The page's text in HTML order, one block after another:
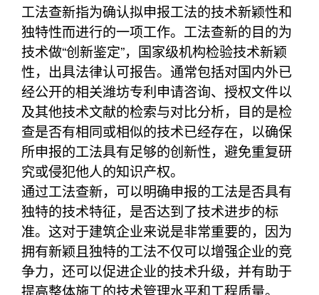
工法查新指为确认拟申报工法的技术新颖性和
独特性而进行的一项工作。工法查新的目的为
技术做“创新鉴定”，国家级机构检验技术新颖
性，出具法律认可报告。通常包括对国内外已
经公开的相关潍坊专利申请咨询、授权文件以
及其他技术文献的检索与对比分析，目的是检
查是否有相同或相似的技术已经存在，以确保
所申报的工法具有足够的创新性，避免重复研
究或侵犯他人的知识产权。
通过工法查新，可以明确申报的工法是否具有
独特的技术特征，是否达到了技术进步的标
准。这对于建筑企业来说是非常重要的，因为
拥有新颖且独特的工法不仅可以增强企业的竞
争力，还可以促进企业的技术升级，并有助于
提高整体施工的技术管理水平和工程质量。